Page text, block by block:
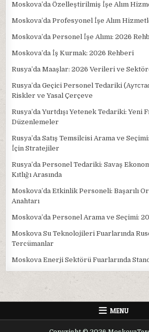
Moskova’da Özelleştirilmiş İşe Alım
Moskova’da Profesyonel İşe Alım
Moskova’da Personel İşe Alımı: 2026
Moskova’da İş Kurmak: 2026 Rehberi
Rusya’da Maaşlar: 2026 Verileri ve
Rusya’da Geçici Personel Tedariki
Riskler ve Yasal Çerçeve
Rusya’da Yurtdışı Yetenek Tedariki: Yeni
Düzenlemeler
Rusya’da Satış Temsilcisi Arama ve
İçin Stratejiler
Rusya’da Personel Tedariki: Savaş
Kıtlığı Arasında
Moskova’da Etkinlik Personeli: Başarılı
Anahtarı
Moskova’da Personel Arama ve Seçimi:
Moskova Su Teknolojileri Fuarlarında
Tercümanlar
Moskova Enerji Sektörü Fuarlarında
MENU